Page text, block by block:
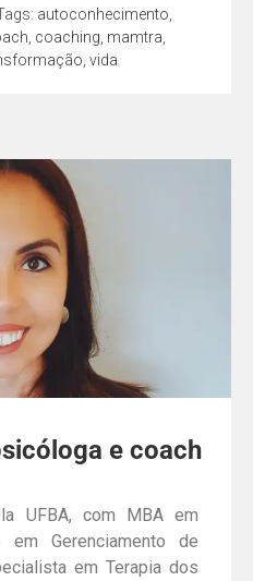
autoconhecimento
coaching mamtra
vida
e coach
UFBA, com MBA em
Gerenciamento de
em Terapia dos